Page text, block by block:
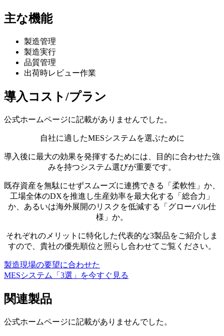
主な機能
製造管理
製造実行
品質管理
出荷時レビュー作業
導入コスト/プラン
公式ホームページに記載がありませんでした。
自社に適したMESシステムを選ぶために
導入後に最大の効果を発揮するためには、目的に合わせた強
みを持つシステム選びが重要です。
既存資産を無駄にせずスムーズに連携できる「柔軟性」か、
工場全体のDXを推進し生産効率を最大化する「総合力」
か、あるいは海外展開のリスクを低減する「グローバル仕
様」か。
それぞれのメリットに特化した代表的な3製品をご紹介しま
すので、貴社の優先順位と照らし合わせてご覧ください。
製造現場の要望に合わせた
MESシステム「3選」を今すぐ見る
関連製品
公式ホームページに記載がありませんでした。